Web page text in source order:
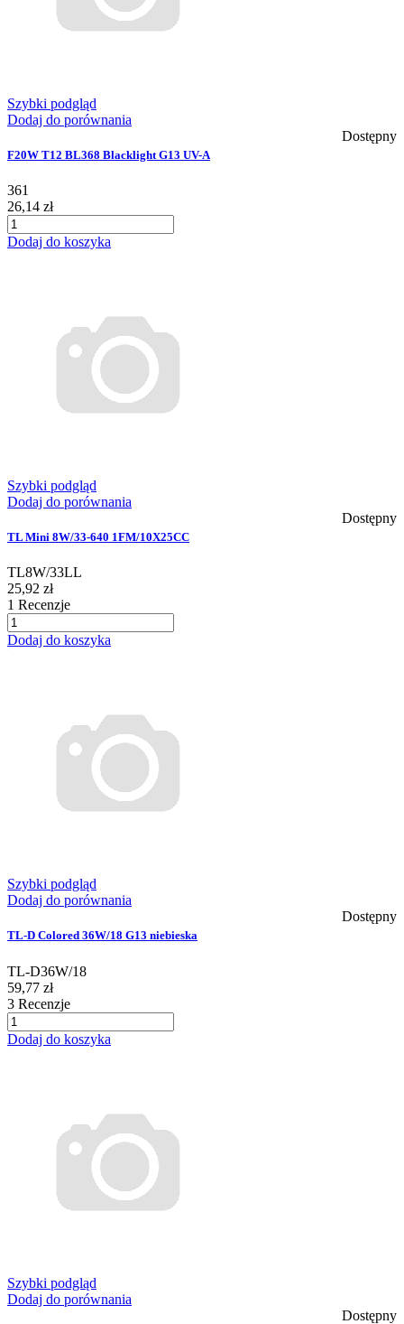
Szybki podgląd
Dodaj do porównania
Dostępny
F20W T12 BL368 Blacklight G13 UV-A
361
26,14 zł
Dodaj do koszyka
Szybki podgląd
Dodaj do porównania
Dostępny
TL Mini 8W/33-640 1FM/10X25CC
TL8W/33LL
25,92 zł
1 Recenzje
Dodaj do koszyka
Szybki podgląd
Dodaj do porównania
Dostępny
TL-D Colored 36W/18 G13 niebieska
TL-D36W/18
59,77 zł
3 Recenzje
Dodaj do koszyka
Szybki podgląd
Dodaj do porównania
Dostępny